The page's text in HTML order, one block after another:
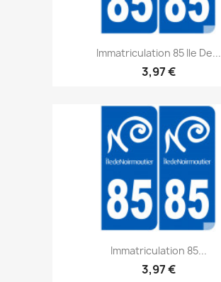
Immatriculation 85 Ile De...
3,97 €
Immatriculation 85...
3,97 €